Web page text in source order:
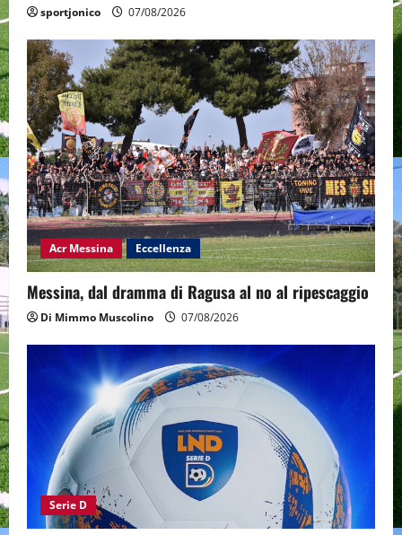
sportjonico 07/08/2026
Acr Messina Eccellenza
Messina, dal dramma di Ragusa al no al ripescaggio
Di Mimmo Muscolino 07/08/2026
Serie D